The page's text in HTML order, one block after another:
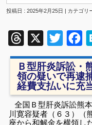
投稿日 : 2025年2月25日 | カテゴリ
Threads
X
Ｂ型肝炎訴訟・
領の疑いで再逮
経費支払いに充
全国Ｂ型肝炎訴訟熊
川寛容疑者（６３）（
座から和解金を横領し